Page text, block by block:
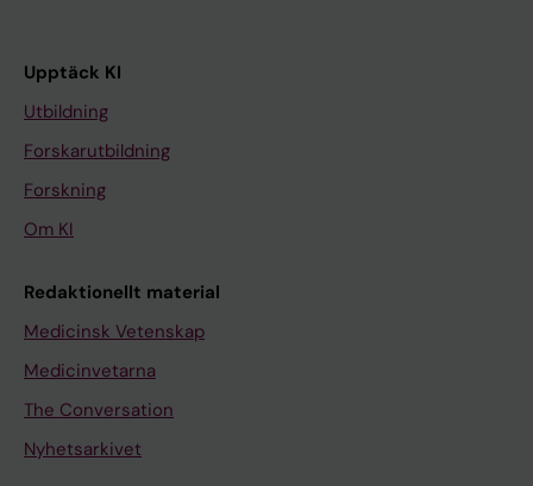
Upptäck KI
Utbildning
Forskarutbildning
Forskning
Om KI
Redaktionellt material
Medicinsk Vetenskap
Medicinvetarna
The Conversation
Nyhetsarkivet